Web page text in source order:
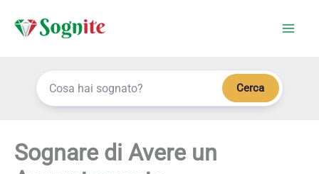
Cerca
Sognare di Avere un